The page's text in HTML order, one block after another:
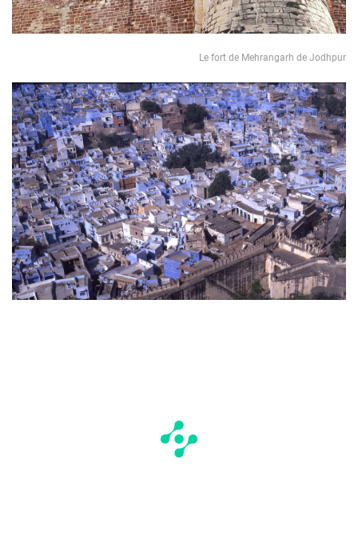
Le fort de Mehrangarh de Jodhpur